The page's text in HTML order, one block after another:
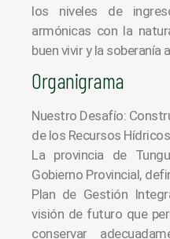
los niveles de
armónicas con la
buen vivir y la soberanía
Organigrama
Nuestro Desafío:
de los Recursos Hídricos
La provincia de
Gobierno Provincial,
Plan de Gestión
visión de futuro que
conservar